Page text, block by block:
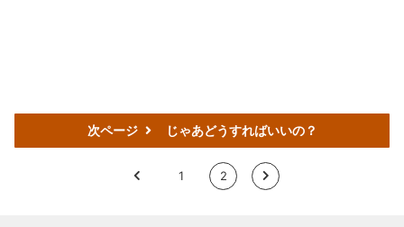
次ページ じゃあどうすればいいの？
< 1 2 >